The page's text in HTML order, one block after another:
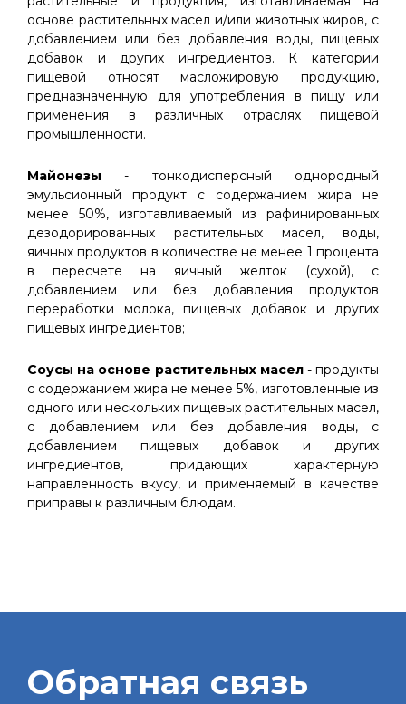
основе растительных масел и/или животных жиров, с
добавлением или без добавления воды, пищевых
добавок и других ингредиентов. К категории
пищевой относят масложировую продукцию,
предназначенную для употребления в пищу или
применения в различных отраслях пищевой
промышленности.
Майонезы - тонкодисперсный однородный
эмульсионный продукт с содержанием жира не
менее 50%, изготавливаемый из рафинированных
дезодорированных растительных масел, воды,
яичных продуктов в количестве не менее 1 процента
в пересчете на яичный желток (сухой), с
добавлением или без добавления продуктов
переработки молока, пищевых добавок и других
пищевых ингредиентов;
Соусы на основе растительных масел- продукты
с содержанием жира не менее 5%, изготовленные из
одного или нескольких пищевых растительных масел,
с добавлением или без добавления воды, с
добавлением пищевых добавок и других
ингредиентов, придающих характерную
направленность вкусу, и применяемый в качестве
приправы к различным блюдам.
Обратная связь